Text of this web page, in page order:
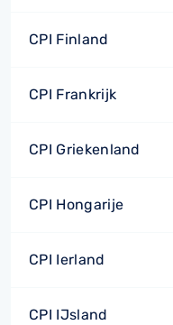
CPI Finland
CPI Frankrijk
CPI Griekenland
CPI Hongarije
CPI Ierland
CPI IJsland